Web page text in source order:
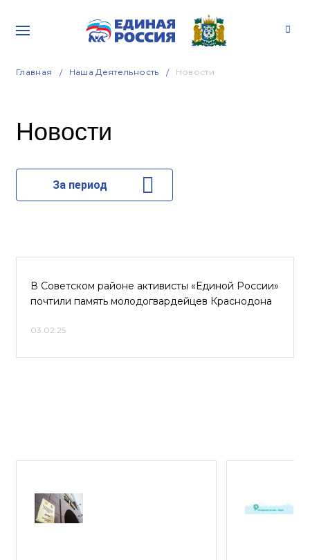
Главная Наша Деятельность Новости
Новости
За период
В Советском районе активисты «Единой России»
почтили память молодогвардейцев Краснодона
03.02.25